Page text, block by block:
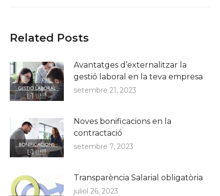
Related Posts
Avantatges d’externalitzar la
gestió laboral en la teva empresa
setembre 21, 2023
Noves bonificacions en la
contractació
setembre 7, 2023
Transparència Salarial obligatòria
juliol 26, 2023